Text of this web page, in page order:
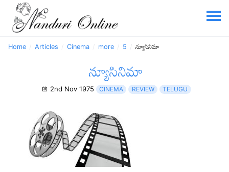
Home Articles Cinema more 5 న్యూసినిమా
న్యూసినిమా
2nd Nov 1975 CINEMA REVIEW TELUGU